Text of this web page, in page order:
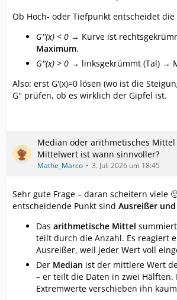
Ob Hoch- oder Tiefpunkt entscheidet die
G''(x) < 0 → Kurve ist
Maximum.
G''(x) > 0 → linksgekrümmt (Tal) →
Also: erst G'(x)=0 lösen (wo ist die
G'' prüfen, ob es wirklich der Gipfel ist.
Median oder arithmetisches Mittel
Mittelwert ist wann sinnvoller?
Mathe_Marco 3. Juli 2026 um 18:45
Sehr gute Frage – daran scheitern viele
entscheidende Punkt sind Ausreißer
Das arithmetische Mittel
teilt durch die Anzahl. Es reagiert
Ausreißer, weil jeder Wert voll
Der Median ist der mittlere Wert
– er teilt die Daten in zwei Hälften.
Extremwerte verschieben ihn